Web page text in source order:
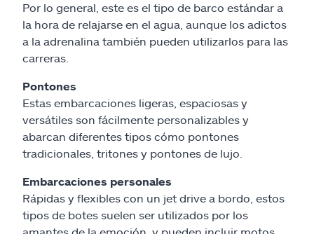
Por lo general, este es el tipo de barco estándar a
la hora de relajarse en el agua, aunque los adictos
a la adrenalina también pueden utilizarlos para las
carreras.
Pontones
Estas embarcaciones ligeras, espaciosas y
versátiles son fácilmente personalizables y
abarcan diferentes tipos cómo pontones
tradicionales, tritones y pontones de lujo.
Embarcaciones personales
Rápidas y flexibles con un jet drive a bordo, estos
tipos de botes suelen ser utilizados por los